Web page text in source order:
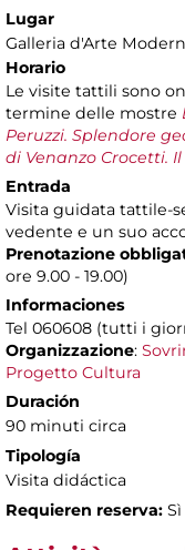
Lugar
Galleria d'Arte
Horario
Le visite tattili sono
termine delle mostre
Peruzzi. Splendore
di Venanzo Crocetti.
Entrada
Visita guidata tattile-
vedente e un suo
Prenotazione
ore 9.00 - 19.00)
Informaciones
Tel 060608 (tutti i
Organizzazione:
Progetto Cultura
Duración
90 minuti circa
Tipología
Visita didáctica
Requieren reserva: Sì